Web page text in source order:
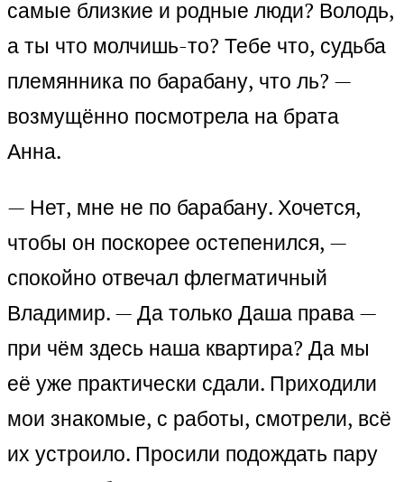
самые близкие и родные люди? Володь,
а ты что молчишь-то? Тебе что, судьба
племянника по барабану, что ль? —
возмущённо посмотрела на брата
Анна.
— Нет, мне не по барабану. Хочется,
чтобы он поскорее остепенился, —
спокойно отвечал флегматичный
Владимир. — Да только Даша права —
при чём здесь наша квартира? Да мы
её уже практически сдали. Приходили
мои знакомые, с работы, смотрели, всё
их устроило. Просили подождать пару